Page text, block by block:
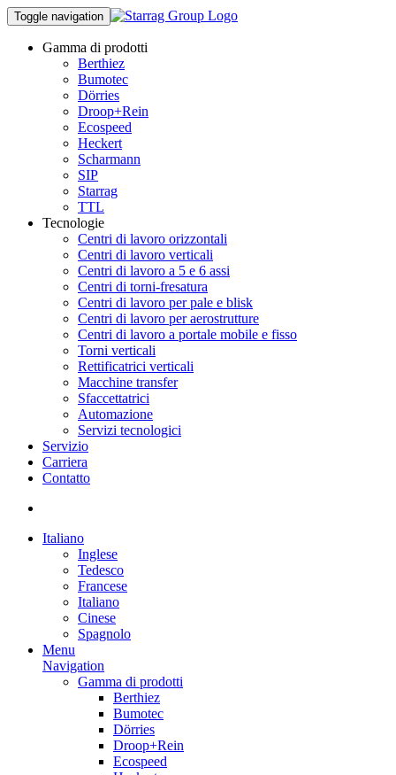
Toggle navigation
Gamma di prodotti
Berthiez
Bumotec
Dörries
Droop+Rein
Ecospeed
Heckert
Scharmann
SIP
Starrag
TTL
Tecnologie
Centri di lavoro orizzontali
Centri di lavoro verticali
Centri di lavoro a 5 e 6 assi
Centri di torni-fresatura
Centri di lavoro per pale e blisk
Centri di lavoro per aerostrutture
Centri di lavoro a portale mobile e fisso
Torni verticali
Rettificatrici verticali
Macchine transfer
Sfaccettatrici
Automazione
Servizi tecnologici
Servizio
Carriera
Contatto
Italiano
Inglese
Tedesco
Francese
Italiano
Cinese
Spagnolo
Menu
Navigation
Gamma di prodotti
Berthiez
Bumotec
Dörries
Droop+Rein
Ecospeed